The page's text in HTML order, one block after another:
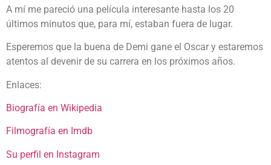
A mí me pareció una película interesante hasta los 20
últimos minutos que, para mí, estaban fuera de lugar.
Esperemos que la buena de Demi gane el Oscar y estaremos
atentos al devenir de su carrera en los próximos años.
Enlaces:
Biografía en Wikipedia
Filmografía en Imdb
Su perfil en Instagram